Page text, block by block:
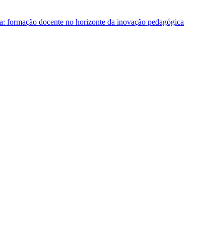
formação docente no horizonte da inovação pedagógica